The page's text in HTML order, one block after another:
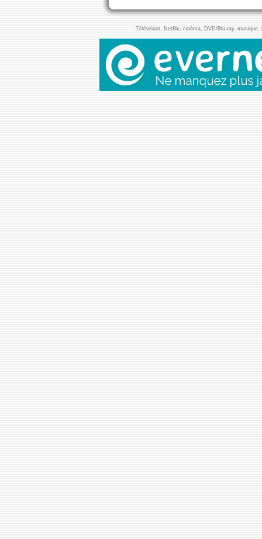
Télévision, Netflix, cinéma, DVD/Blu-ray,